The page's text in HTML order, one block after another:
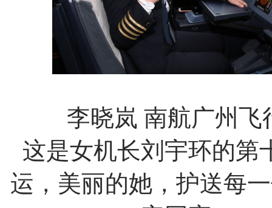
李晓岚 南航广州飞
这是女机长刘宇环的第
运，美丽的她，护送每